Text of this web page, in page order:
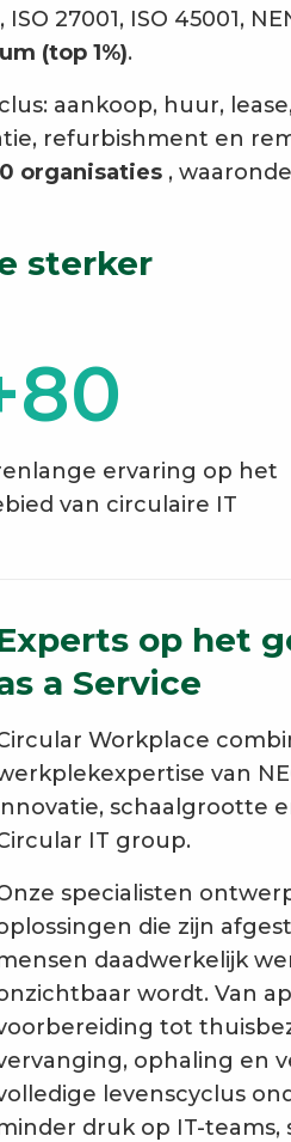
27001, ISO 45001,
(top 1%).
aankoop, huur,
refurbishment en
organisaties ,
sterker
ervaring op het
van circulaire IT
op het
a Service
Workplace
van
schaalgrootte
IT group.
specialisten
die zijn
daadwerkelijk
wordt. Van
tot
ophaling en
levenscyclus
druk op IT-